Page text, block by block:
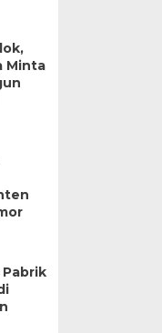
Sistem Penerimaan
Minta